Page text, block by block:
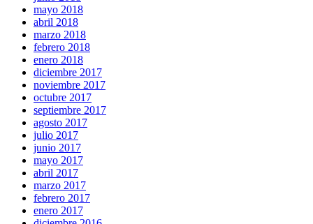
mayo 2018
abril 2018
marzo 2018
febrero 2018
enero 2018
diciembre 2017
noviembre 2017
octubre 2017
septiembre 2017
agosto 2017
julio 2017
junio 2017
mayo 2017
abril 2017
marzo 2017
febrero 2017
enero 2017